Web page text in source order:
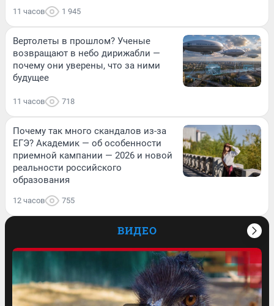
11 часов 1 945
Вертолеты в прошлом? Ученые
возвращают в небо дирижабли —
почему они уверены, что за ними
будущее
11 часов 718
Почему так много скандалов из-за
ЕГЭ? Академик — об особенности
приемной кампании — 2026 и новой
реальности российского
образования
12 часов 755
ВИДЕО